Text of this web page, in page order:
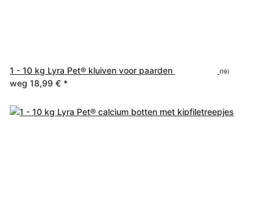
1 - 10 kg Lyra Pet® kluiven voor paarden (19)
weg 18,99 € *